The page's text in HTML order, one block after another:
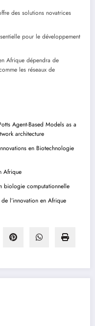
des solutions novatrices
pour le développement
Afrique dépendra de
les réseaux de
Agent-Based Models as a
architecture
en Biotechnologie
Afrique
biologie computationnelle
l’innovation en Afrique